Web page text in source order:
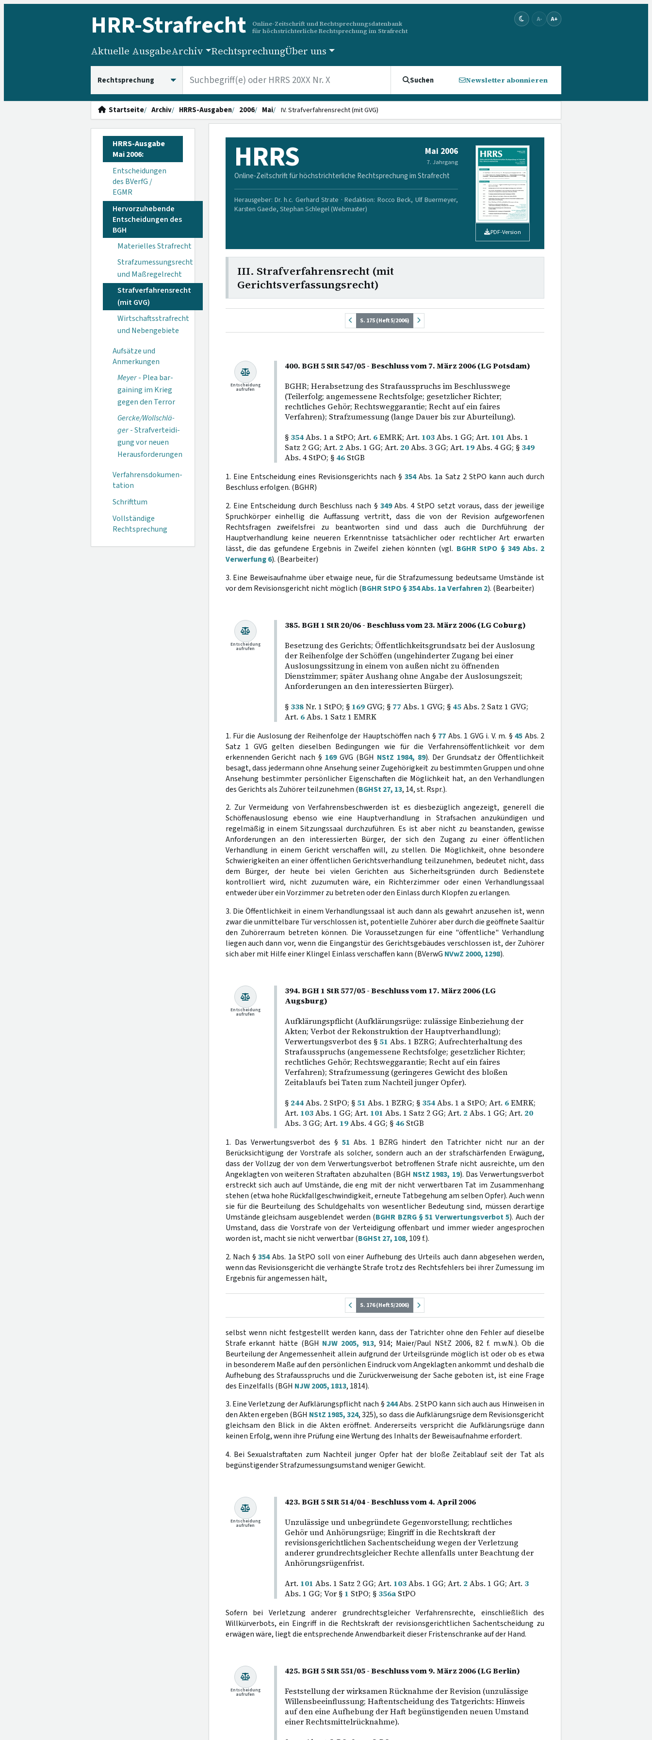
HRR-Strafrecht
Online-Zeitschrift und Rechtsprechungsdatenbank
für höchstrichterliche Rechtsprechung im Strafrecht
A- A+
Aktuelle AusgabeArchiv RechtsprechungÜber uns
Suchen Newsletter abonnieren
Startseite Archiv HRRS-Ausgaben 2006 Mai IV. Strafverfahrensrecht (mit GVG)
HRRS-Ausgabe
Mai 2006:
Entscheidungen
des BVerfG /
EGMR
Hervorzuhebende
Entscheidungen des
BGH
Materielles Strafrecht
Strafzumessungsrecht
und Maßregelrecht
Strafverfahrensrecht
(mit GVG)
Wirtschaftsstrafrecht
und Nebengebiete
Aufsätze und
Anmerkungen
Meyer- Plea bar­
gaining im Krieg
gegen den Terror
Gercke/Wollschlä­
ger- Strafverteidi­
gung vor neuen
Herausforderungen
Verfahrensdokumen­
tation
Schrifttum
Vollständige
Rechtsprechung
HRRS Mai 2006
7. Jahrgang
Online-Zeitschrift für höchstrichterliche Rechtsprechung im Strafrecht
Herausgeber: Dr. h.c. Gerhard Strate · Redaktion: Rocco Beck, Ulf Buermeyer,
Karsten Gaede, Stephan Schlegel (Webmaster)
PDF-Version
III. Strafverfahrensrecht (mit
Gerichtsverfassungsrecht)
S. 175 (Heft 5/2006)
400. BGH 5 StR 547/05 - Beschluss vom 7. März 2006 (LG Potsdam)
BGHR; Herabsetzung des Strafausspruchs im Beschlusswege
(Teilerfolg; angemessene Rechtsfolge; gesetzlicher Richter;
rechtliches Gehör; Rechtsweggarantie; Recht auf ein faires
Verfahren); Strafzumessung (lange Dauer bis zur Aburteilung).
§ 354Abs. 1 a StPO; Art. 6EMRK; Art. 103Abs. 1 GG; Art. 101 Abs. 1
Satz 2 GG; Art. 2 Abs. 1 GG; Art. 20Abs. 3 GG; Art. 19Abs. 4 GG; § 349
Abs. 4 StPO; § 46StGB
Entscheidung
aufrufen
1. Eine Entscheidung eines Revisionsgerichts nach §354Abs. 1a Satz 2 StPO kann auch durch
Beschluss erfolgen. (BGHR)
2. Eine Entscheidung durch Beschluss nach §349Abs. 4 StPO setzt voraus, dass der jeweilige
Spruchkörper einhellig die Auffassung vertritt, dass die von der Revision aufgeworfenen
Rechtsfragen zweifelsfrei zu beantworten sind und dass auch die Durchführung der
Hauptverhandlung keine neueren Erkenntnisse tatsächlicher oder rechtlicher Art erwarten
lässt, die das gefundene Ergebnis in Zweifel ziehen könnten (vgl. BGHR StPO § 349 Abs. 2
Verwerfung 6). (Bearbeiter)
3. Eine Beweisaufnahme über etwaige neue, für die Strafzumessung bedeutsame Umstände ist
vor dem Revisionsgericht nicht möglich (BGHR StPO § 354 Abs. 1a Verfahren 2). (Bearbeiter)
385. BGH 1 StR 20/06 - Beschluss vom 23. März 2006 (LG Coburg)
Besetzung des Gerichts; Öffentlichkeitsgrundsatz bei der Auslosung
der Reihenfolge der Schöffen (ungehinderter Zugang bei einer
Auslosungssitzung in einem von außen nicht zu öffnenden
Dienstzimmer; später Aushang ohne Angabe der Auslosungszeit;
Anforderungen an den interessierten Bürger).
§ 338Nr. 1 StPO; § 169GVG; § 77 Abs. 1 GVG; § 45Abs. 2 Satz 1 GVG;
Art. 6Abs. 1 Satz 1 EMRK
Entscheidung
aufrufen
1. Für die Auslosung der Reihenfolge der Hauptschöffen nach § 77 Abs. 1 GVG i. V. m. §45 Abs. 2
Satz 1 GVG gelten dieselben Bedingungen wie für die Verfahrensöffentlichkeit vor dem
erkennenden Gericht nach § 169GVG (BGH NStZ 1984, 89). Der Grundsatz der Öffentlichkeit
besagt, dass jedermann ohne Ansehung seiner Zugehörigkeit zu bestimmten Gruppen und ohne
Ansehung bestimmter persönlicher Eigenschaften die Möglichkeit hat, an den Verhandlungen
des Gerichts als Zuhörer teilzunehmen (BGHSt 27, 13, 14, st. Rspr.).
2. Zur Vermeidung von Verfahrensbeschwerden ist es diesbezüglich angezeigt, generell die
Schöffenauslosung ebenso wie eine Hauptverhandlung in Strafsachen anzukündigen und
regelmäßig in einem Sitzungssaal durchzuführen. Es ist aber nicht zu beanstanden, gewisse
Anforderungen an den interessierten Bürger, der sich den Zugang zu einer öffentlichen
Verhandlung in einem Gericht verschaffen will, zu stellen. Die Möglichkeit, ohne besondere
Schwierigkeiten an einer öffentlichen Gerichtsverhandlung teilzunehmen, bedeutet nicht, dass
dem Bürger, der heute bei vielen Gerichten aus Sicherheitsgründen durch Bedienstete
kontrolliert wird, nicht zuzumuten wäre, ein Richterzimmer oder einen Verhandlungssaal
entweder über ein Vorzimmer zu betreten oder den Einlass durch Klopfen zu erlangen.
3. Die Öffentlichkeit in einem Verhandlungssaal ist auch dann als gewahrt anzusehen ist, wenn
zwar die unmittelbare Tür verschlossen ist, potentielle Zuhörer aber durch die geöffnete Saaltür
den Zuhörerraum betreten können. Die Voraussetzungen für eine "öffentliche" Verhandlung
liegen auch dann vor, wenn die Eingangstür des Gerichtsgebäudes verschlossen ist, der Zuhörer
sich aber mit Hilfe einer Klingel Einlass verschaffen kann (BVerwG NVwZ 2000, 1298).
394. BGH 1 StR 577/05 - Beschluss vom 17. März 2006 (LG
Augsburg)
Aufklärungspflicht (Aufklärungsrüge: zulässige Einbeziehung der
Akten; Verbot der Rekonstruktion der Hauptverhandlung);
Verwertungsverbot des § 51 Abs. 1 BZRG; Aufrechterhaltung des
Strafausspruchs (angemessene Rechtsfolge; gesetzlicher Richter;
rechtliches Gehör; Rechtsweggarantie; Recht auf ein faires
Verfahren); Strafzumessung (geringeres Gewicht des bloßen
Zeitablaufs bei Taten zum Nachteil junger Opfer).
§ 244Abs. 2 StPO; § 51 Abs. 1 BZRG; § 354Abs. 1 a StPO; Art. 6EMRK;
Art. 103Abs. 1 GG; Art. 101 Abs. 1 Satz 2 GG; Art. 2 Abs. 1 GG; Art. 20
Abs. 3 GG; Art. 19Abs. 4 GG; § 46StGB
Entscheidung
aufrufen
1. Das Verwertungsverbot des § 51 Abs. 1 BZRG hindert den Tatrichter nicht nur an der
Berücksichtigung der Vorstrafe als solcher, sondern auch an der strafschärfenden Erwägung,
dass der Vollzug der von dem Verwertungsverbot betroffenen Strafe nicht ausreichte, um den
Angeklagten von weiteren Straftaten abzuhalten (BGH NStZ 1983, 19). Das Verwertungsverbot
erstreckt sich auch auf Umstände, die eng mit der nicht verwertbaren Tat im Zusammenhang
stehen (etwa hohe Rückfallgeschwindigkeit, erneute Tatbegehung am selben Opfer). Auch wenn
sie für die Beurteilung des Schuldgehalts von wesentlicher Bedeutung sind, müssen derartige
Umstände gleichsam ausgeblendet werden (BGHR BZRG § 51 Verwertungsverbot 5). Auch der
Umstand, dass die Vorstrafe von der Verteidigung offenbart und immer wieder angesprochen
worden ist, macht sie nicht verwertbar (BGHSt 27, 108, 109 f.).
2. Nach §354Abs. 1a StPO soll von einer Aufhebung des Urteils auch dann abgesehen werden,
wenn das Revisionsgericht die verhängte Strafe trotz des Rechtsfehlers bei ihrer Zumessung im
Ergebnis für angemessen hält,
S. 176 (Heft 5/2006)
selbst wenn nicht festgestellt werden kann, dass der Tatrichter ohne den Fehler auf dieselbe
Strafe erkannt hätte (BGH NJW 2005, 913, 914; Maier/Paul NStZ 2006, 82 f. m.w.N.). Ob die
Beurteilung der Angemessenheit allein aufgrund der Urteilsgründe möglich ist oder ob es etwa
in besonderem Maße auf den persönlichen Eindruck vom Angeklagten ankommt und deshalb die
Aufhebung des Strafausspruchs und die Zurückverweisung der Sache geboten ist, ist eine Frage
des Einzelfalls (BGH NJW 2005, 1813, 1814).
3. Eine Verletzung der Aufklärungspflicht nach § 244Abs. 2 StPO kann sich auch aus Hinweisen in
den Akten ergeben (BGH NStZ 1985, 324, 325), so dass die Aufklärungsrüge dem Revisionsgericht
gleichsam den Blick in die Akten eröffnet. Andererseits verspricht die Aufklärungsrüge dann
keinen Erfolg, wenn ihre Prüfung eine Wertung des Inhalts der Beweisaufnahme erfordert.
4. Bei Sexualstraftaten zum Nachteil junger Opfer hat der bloße Zeitablauf seit der Tat als
begünstigender Strafzumessungsumstand weniger Gewicht.
423. BGH 5 StR 514/04 - Beschluss vom 4. April 2006
Unzulässige und unbegründete Gegenvorstellung; rechtliches
Gehör und Anhörungsrüge; Eingriff in die Rechtskraft der
revisionsgerichtlichen Sachentscheidung wegen der Verletzung
anderer grundrechtsgleicher Rechte allenfalls unter Beachtung der
Anhörungsrügenfrist.
Art. 101 Abs. 1 Satz 2 GG; Art. 103Abs. 1 GG; Art. 2 Abs. 1 GG; Art. 3
Abs. 1 GG; Vor § 1 StPO; § 356aStPO
Entscheidung
aufrufen
Sofern bei Verletzung anderer grundrechtsgleicher Verfahrensrechte, einschließlich des
Willkürverbots, ein Eingriff in die Rechtskraft der revisionsgerichtlichen Sachentscheidung zu
erwägen wäre, liegt die entsprechende Anwendbarkeit dieser Fristenschranke auf der Hand.
425. BGH 5 StR 551/05 - Beschluss vom 9. März 2006 (LG Berlin)
Feststellung der wirksamen Rücknahme der Revision (unzulässige
Willensbeeinflussung; Haftentscheidung des Tatgerichts: Hinweis
auf den eine Aufhebung der Haft begünstigenden neuen Umstand
einer Rechtsmittelrücknahme).
Entscheidung
aufrufen